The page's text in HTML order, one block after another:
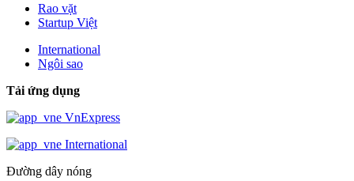
Rao vặt
Startup Việt
International
Ngôi sao
Tải ứng dụng
VnExpress
International
Đường dây nóng